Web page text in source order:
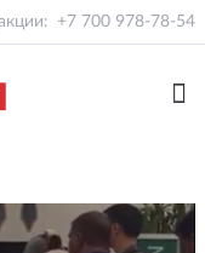
+7 700 978-78-54